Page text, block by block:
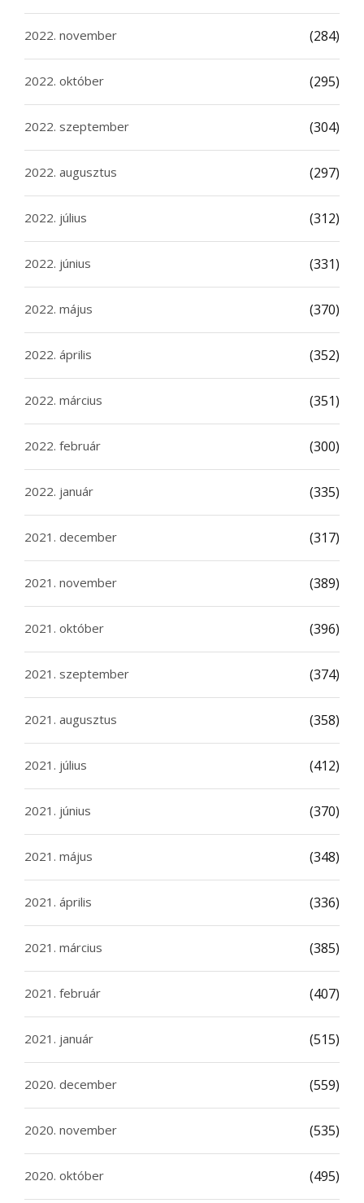
2022. november (284)
2022. október (295)
2022. szeptember (304)
2022. augusztus (297)
2022. július (312)
2022. június (331)
2022. május (370)
2022. április (352)
2022. március (351)
2022. február (300)
2022. január (335)
2021. december (317)
2021. november (389)
2021. október (396)
2021. szeptember (374)
2021. augusztus (358)
2021. július (412)
2021. június (370)
2021. május (348)
2021. április (336)
2021. március (385)
2021. február (407)
2021. január (515)
2020. december (559)
2020. november (535)
2020. október (495)